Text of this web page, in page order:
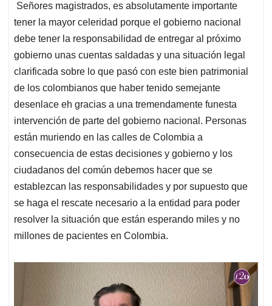
Señores magistrados, es absolutamente importante
tener la mayor celeridad porque el gobierno nacional
debe tener la responsabilidad de entregar al próximo
gobierno unas cuentas saldadas y una situación legal
clarificada sobre lo que pasó con este bien patrimonial
de los colombianos que haber tenido semejante
desenlace eh gracias a una tremendamente funesta
intervención de parte del gobierno nacional. Personas
están muriendo en las calles de Colombia a
consecuencia de estas decisiones y gobierno y los
ciudadanos del común debemos hacer que se
establezcan las responsabilidades y por supuesto que
se haga el rescate necesario a la entidad para poder
resolver la situación que están esperando miles y no
millones de pacientes en Colombia.